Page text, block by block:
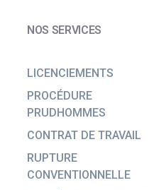
NOS SERVICES
LICENCIEMENTS
PROCÉDURE
PRUDHOMMES
CONTRAT DE TRAVAIL
RUPTURE
CONVENTIONNELLE